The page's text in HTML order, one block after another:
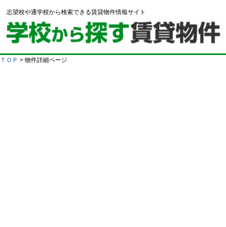
志望校や通学校から検索できる賃貸物件情報サイト
ＴＯＰ > 物件詳細ページ